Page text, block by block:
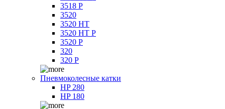
3518 P
3520
3520 HT
3520 HT P
3520 P
320
320 P
Пневмоколесные катки
HP 280
HP 180